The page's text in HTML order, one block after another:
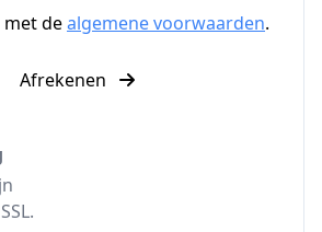
dealgemene voorwaarden.
Afrekenen